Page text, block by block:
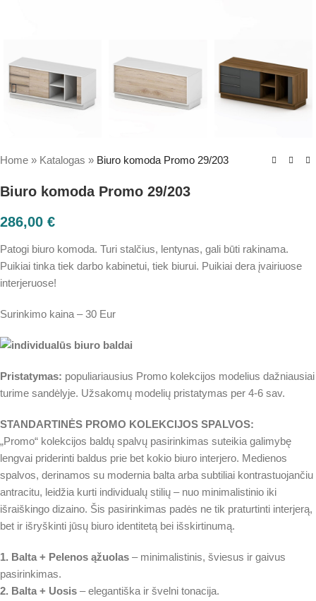
Home » Katalogas » Biuro komoda Promo 29/203
Biuro komoda Promo 29/203
286,00 €
Patogi biuro komoda. Turi stalčius, lentynas, gali būti rakinama.
Puikiai tinka tiek darbo kabinetui, tiek biurui. Puikiai dera įvairiuose
interjeruose!
Surinkimo kaina – 30 Eur
Pristatymas: populiariausius Promo kolekcijos modelius dažniausiai
turime sandėlyje. Užsakomų modelių pristatymas per 4-6 sav.
STANDARTINĖS PROMO KOLEKCIJOS SPALVOS:
„Promo“ kolekcijos baldų spalvų pasirinkimas suteikia galimybę
lengvai priderinti baldus prie bet kokio biuro interjero. Medienos
spalvos, derinamos su modernia balta arba subtiliai kontrastuojančiu
antracitu, leidžia kurti individualų stilių – nuo minimalistinio iki
išraiškingo dizaino. Šis pasirinkimas padės ne tik praturtinti interjerą,
bet ir išryškinti jūsų biuro identitetą bei išskirtinumą.
1. Balta + Pelenos ąžuolas – minimalistinis, šviesus ir gaivus
pasirinkimas.
2. Balta + Uosis – elegantiška ir švelni tonacija.